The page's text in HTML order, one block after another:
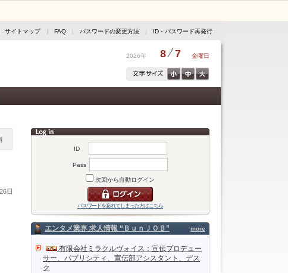
サイトマップ| FAQ | パスワードの変更方法 | ID・パスワード再発行
2026年 8 7 金曜日
ID
Pass
次回から自動ログイン
パスワードを忘れてしまった方はこちら
more
エンタメ業界 求人情報 “ＢｕｎＪＯＢ”
有限会社ミラクルヴォイス：宣伝プロデュー
サー、パブリシティ、宣伝部アシスタント、デス
ク
日